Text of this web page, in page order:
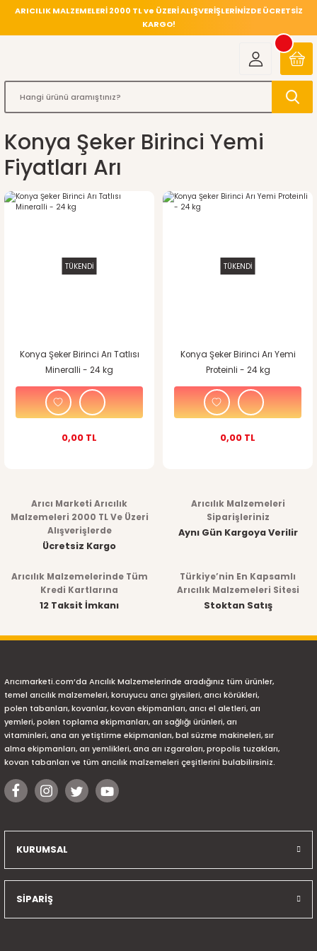
ARICILIK MALZEMELERİ 2000 TL ve ÜZERİ ALIŞVERİŞLERİNİZDE ÜCRETSİZ
KARGO!
Konya Şeker Birinci Yemi
Fiyatları Arı
TÜKENDİ
Konya Şeker Birinci Arı Tatlısı
Mineralli - 24 kg
0,00 TL
TÜKENDİ
Konya Şeker Birinci Arı Yemi
Proteinli - 24 kg
0,00 TL
Arıcı Marketi Arıcılık
Malzemeleri 2000 TL Ve Üzeri
Alışverişlerde
Ücretsiz Kargo
Arıcılık Malzemeleri
Siparişleriniz
Aynı Gün Kargoya Verilir
Arıcılık Malzemelerinde Tüm
Kredi Kartlarına
12 Taksit İmkanı
Türkiye’nin En Kapsamlı
Arıcılık Malzemeleri Sitesi
Stoktan Satış
Arıcımarketi.com’da Arıcılık Malzemelerinde aradığınız tüm ürünler,
temel arıcılık malzemeleri, koruyucu arıcı giysileri, arıcı körükleri,
polen tabanları, kovanlar, kovan ekipmanları, arıcı el aletleri, arı
yemleri, polen toplama ekipmanları, arı sağlığı ürünleri, arı
vitaminleri, ana arı yetiştirme ekipmanları, bal süzme makineleri, sır
alma ekipmanları, arı yemlikleri, ana arı ızgaraları, propolis tuzakları,
kovan tabanları ve tüm arıcılık malzemeleri çeşitlerini bulabilirsiniz.
KURUMSAL
SİPARİŞ